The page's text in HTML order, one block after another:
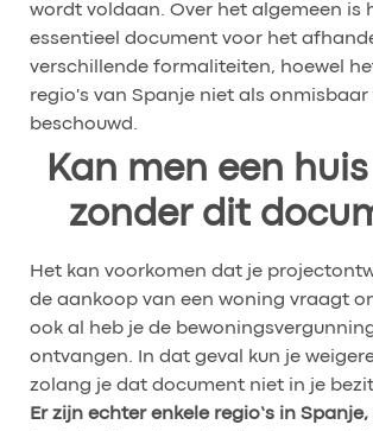
wordt voldaan. Over het algemeen is
essentieel document voor het
verschillende formaliteiten, hoewel
regio's van Spanje niet als
beschouwd.
Kan men een
zonder dit
Het kan voorkomen dat je
de aankoop van een woning vraagt
ook al heb je de
ontvangen. In dat geval kun je
zolang je dat document niet in je
Er zijn echter enkele regio’s in